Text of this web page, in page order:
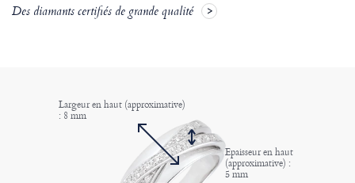
Des diamants certifiés de grande qualité
Largeur en haut (approximative)
: 8 mm
Epaisseur en haut
(approximative) :
5 mm